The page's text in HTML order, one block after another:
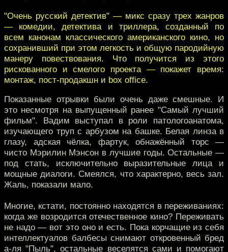
"Очень русский детектив" — микс сразу трех жанров
— комедии, детектива и триллера, созданный по
всем канонам классического американского кино, но
сохранивший при этом легкость и общую пародийную
манеру повествования. Что получится из этого
рискованного и смелого проекта — покажет время:
монтаж, пост-продакшн и box office.
Показанные отрывки были очень даже смешные. И
это несмотря на выпущенный ранее "Самый лучший
фильм". Вадим выступал в роли патологоанатома,
изучающего труп с арбузом на башке. Белая линза в
глазу, адская чёлка, фартук, обнажённый торс —
чисто Мэрилин Мэнсон в лучшие годы. Остальные —
под стать, исключительно выразительные лица и
мощные диалоги. Смеялся, что характерно, весь зал.
Жаль, показали мало.
Многие, кстати, постоянно находятся в переживаниях:
когда же возродится отечественное кино? Переживать
не надо — вот это оно и есть. Пока корчащие из себя
интеллектуалов балбесы снимают откровенный бред
а-ля "Пыль", остальные веселятся сами и помогают